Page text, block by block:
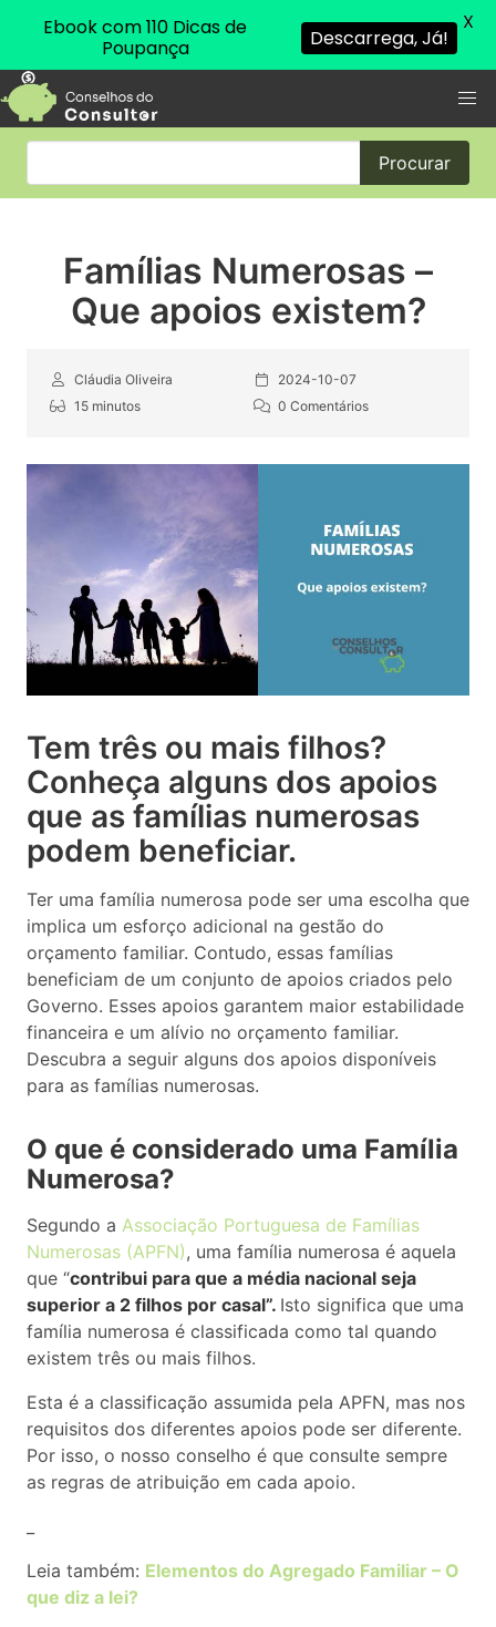
Procurar
Famílias Numerosas –
Que apoios existem?
Cláudia Oliveira
2024-10-07
15 minutos
0 Comentários
Tem três ou mais filhos?
Conheça alguns dos apoios
que as famílias numerosas
podem beneficiar.
Ter uma família numerosa pode ser uma escolha que
implica um esforço adicional na gestão do
orçamento familiar. Contudo, essas famílias
beneficiam de um conjunto de apoios criados pelo
Governo. Esses apoios garantem maior estabilidade
financeira e um alívio no orçamento familiar.
Descubra a seguir alguns dos apoios disponíveis
para as famílias numerosas.
O que é considerado uma Família
Numerosa?
Segundo a Associação Portuguesa de Famílias
Numerosas (APFN), uma família numerosa é aquela
que “contribui para que a média nacional seja
superior a 2 filhos por casal”. Isto significa que uma
família numerosa é classificada como tal quando
existem três ou mais filhos.
Esta é a classificação assumida pela APFN, mas nos
requisitos dos diferentes apoios pode ser diferente.
Por isso, o nosso conselho é que consulte sempre
as regras de atribuição em cada apoio.
Leia também: Elementos do Agregado Familiar – O
que diz a lei?
Ebook com 110 Dicas de
Poupança
Descarrega, Já!
X